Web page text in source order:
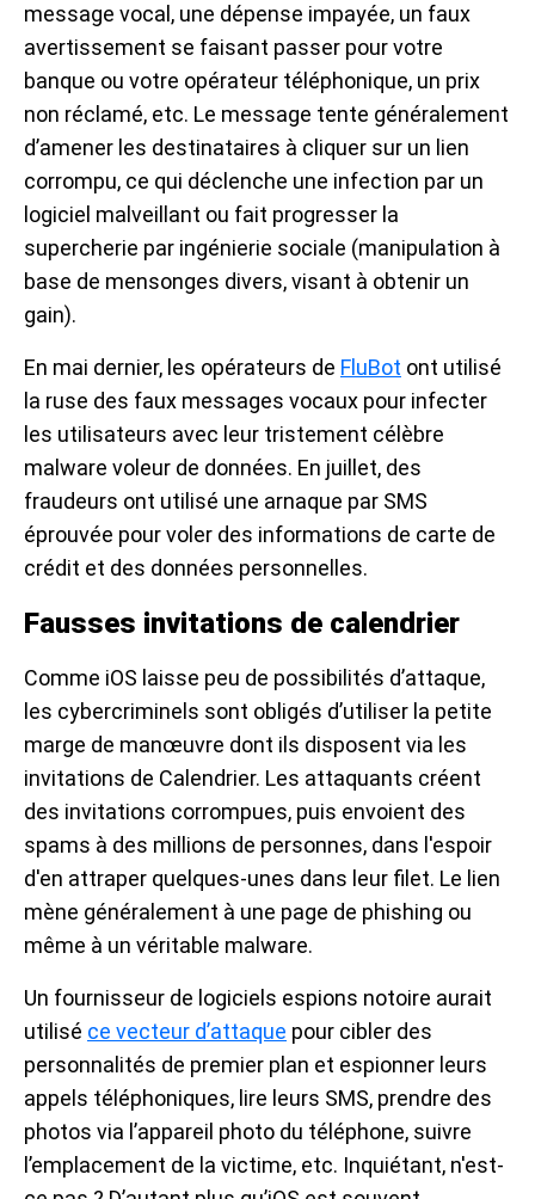
message vocal, une dépense impayée, un faux
avertissement se faisant passer pour votre
banque ou votre opérateur téléphonique, un prix
non réclamé, etc. Le message tente généralement
d’amener les destinataires à cliquer sur un lien
corrompu, ce qui déclenche une infection par un
logiciel malveillant ou fait progresser la
supercherie par ingénierie sociale (manipulation à
base de mensonges divers, visant à obtenir un
gain).
En mai dernier, les opérateurs de FluBot ont utilisé
la ruse des faux messages vocaux pour infecter
les utilisateurs avec leur tristement célèbre
malware voleur de données. En juillet, des
fraudeurs ont utilisé une arnaque par SMS
éprouvée pour voler des informations de carte de
crédit et des données personnelles.
Fausses invitations de calendrier
Comme iOS laisse peu de possibilités d’attaque,
les cybercriminels sont obligés d’utiliser la petite
marge de manœuvre dont ils disposent via les
invitations de Calendrier. Les attaquants créent
des invitations corrompues, puis envoient des
spams à des millions de personnes, dans l'espoir
d'en attraper quelques-unes dans leur filet. Le lien
mène généralement à une page de phishing ou
même à un véritable malware.
Un fournisseur de logiciels espions notoire aurait
utilisé ce vecteur d’attaque pour cibler des
personnalités de premier plan et espionner leurs
appels téléphoniques, lire leurs SMS, prendre des
photos via l’appareil photo du téléphone, suivre
l’emplacement de la victime, etc. Inquiétant, n'est-